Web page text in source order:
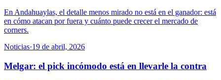
En Andahuaylas, el detalle menos mirado no está en el ganador: está
en cómo atacan por fuera y cuánto puede crecer el mercado de
corners.
Noticias·19 de abril, 2026
Melgar: el pick incómodo está en llevarle la contra